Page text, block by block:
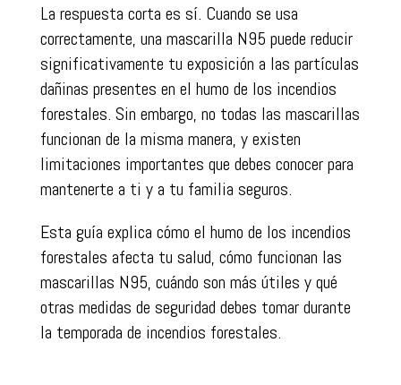
La respuesta corta es sí. Cuando se usa
correctamente, una mascarilla N95 puede reducir
significativamente tu exposición a las partículas
dañinas presentes en el humo de los incendios
forestales. Sin embargo, no todas las mascarillas
funcionan de la misma manera, y existen
limitaciones importantes que debes conocer para
mantenerte a ti y a tu familia seguros.
Esta guía explica cómo el humo de los incendios
forestales afecta tu salud, cómo funcionan las
mascarillas N95, cuándo son más útiles y qué
otras medidas de seguridad debes tomar durante
la temporada de incendios forestales.